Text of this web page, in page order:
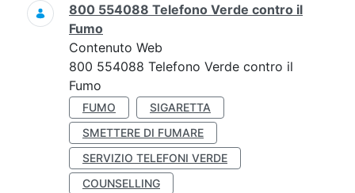
800 554088 Telefono Verde contro il
Fumo
Contenuto Web
800 554088 Telefono Verde contro il
Fumo
FUMO
SIGARETTA
SMETTERE DI FUMARE
SERVIZIO TELEFONI VERDE
COUNSELLING